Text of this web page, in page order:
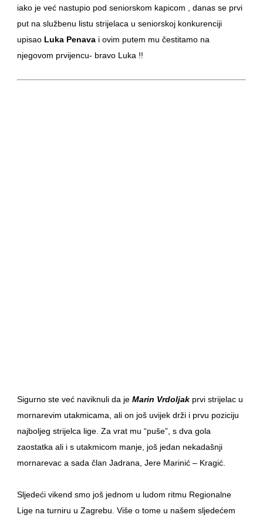
iako je već nastupio pod seniorskom kapicom , danas se prvi
put na službenu listu strijelaca u seniorskoj konkurenciji
upisao Luka Penava i ovim putem mu čestitamo na
njegovom prvijencu- bravo Luka !!
Sigurno ste već naviknuli da jeMarin Vrdoljak prvi strijelac u
mornarevim utakmicama, ali on još uvijek drži i prvu poziciju
najboljeg strijelca lige. Za vrat mu “puše”, s dva gola
zaostatka ali i s utakmicom manje, još jedan nekadašnji
mornarevac a sada član Jadrana, Jere Marinić – Kragić.
Sljedeći vikend smo još jednom u ludom ritmu Regionalne
Lige na turniru u Zagrebu. Više o tome u našem sljedećem